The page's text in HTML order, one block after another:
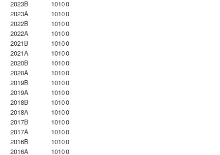
2023B
10100
2023Α
10100
2022B
10100
2022A
10100
2021B
10100
2021A
10100
2020B
10100
2020A
10100
2019B
10100
2019A
10100
2018B
10100
2018A
10100
2017B
10100
2017A
10100
2016B
10100
2016A
10100